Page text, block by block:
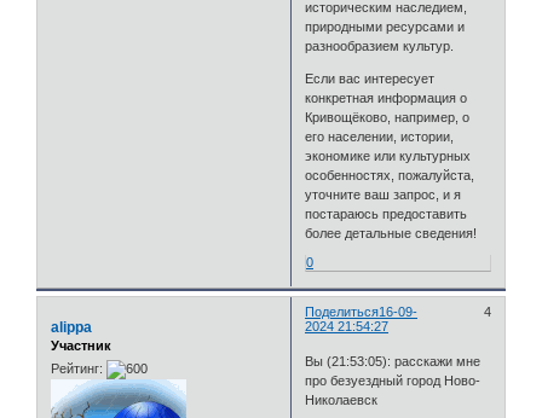
историческим наследием,
природными ресурсами и
разнообразием культур.
Если вас интересует
конкретная информация о
Кривощёково, например, о
его населении, истории,
экономике или культурных
особенностях, пожалуйста,
уточните ваш запрос, и я
постараюсь предоставить
более детальные сведения!
0
Поделиться 4
16-09-
2024 21:54:27
alippa
Участник
Рейтинг:
Вы (21:53:05): расскажи мне
про безуездный город Ново-
Николаевск